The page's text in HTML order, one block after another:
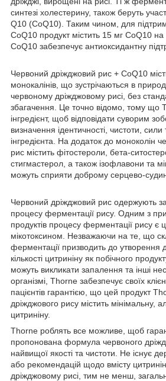
синтезі холестерину, також беруть
Q10 (CoQ10). Таким чином, для
CoQ10 продукт містить 15 мг CoQ10 на
CoQ10 забезпечує антиоксидантну
Червоний дріжджовий рис + CoQ10
монокалінів, що зустрічаються в
червоному дріжджовому рисі, без
збагачення. Це точно відомо, тому що
інгредієнт, щоб відповідати суворим
визначення ідентичності, чистоти,
інгредієнта. На додаток до моноколін
рис містить фітостероли, бета-
стигмастерол, а також ізофлавони та
можуть сприяти доброму серцево-
Червоний дріжджовий рис одержують
процесу ферментації рису. Одним з
продуктів процесу ферментації рису є
мікотоксином. Незважаючи на те, що
ферментації призводить до утворення
кількості цитриніну як побічного
можуть викликати запалення та інші
організмі, Thorne забезпечує своїх
пацієнтів гарантією, що цей продукт
дріжджового рису містить мінімальну,
цитриніну.
Thorne роблять все можливе, щоб
пропонована формула червоного
найвищої якості та чистоти. Не існує
або рекомендацій щодо вмісту
дріжджовому рисі, тим не менш,